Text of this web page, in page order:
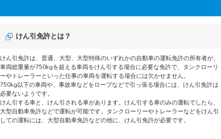
けん引免許とは？
けん引免許は、普通、大型、大型特殊のいずれかの自動車の運転免許の所有者が、
車両総重量が750kgを超える車両をけん引する場合に必要な免許で、タンクローリ
ーやトレーラーといった仕事の車両を運転する場合には欠かせません。
750kg以下の車両や、事故車などをロープなどで引っ張る場合には、けん引免許は
必要ないようです。
けん引する車と、けん引される車があります。けん引する車のみの運転でしたら、
大型自動車免許などで運転が可能です。タンクローリーやトレーラーなどをけん引
しての運転には、大型自動車免許などの他に、けん引免許が必要です。